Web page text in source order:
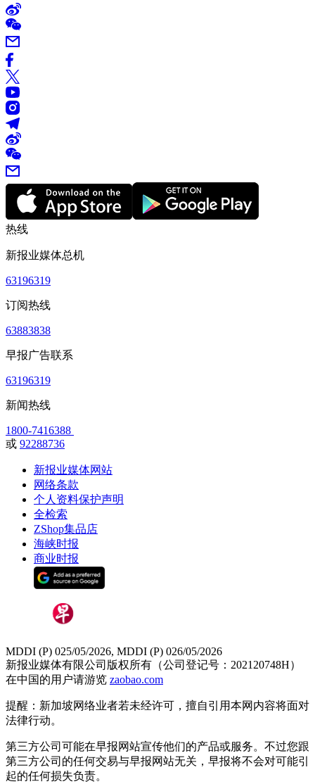
热线
新报业媒体总机
63196319
订阅热线
63883838
早报广告联系
63196319
新闻热线
1800-7416388
或 92288736
新报业媒体网站
网络条款
个人资料保护声明
全检索
ZShop集品店
海峡时报
商业时报
MDDI (P) 025/05/2026, MDDI (P) 026/05/2026
新报业媒体有限公司版权所有（公司登记号：202120748H）
在中国的用户请游览 zaobao.com
提醒：新加坡网络业者若未经许可，擅自引用本网内容将面对
法律行动。
第三方公司可能在早报网站宣传他们的产品或服务。不过您跟
第三方公司的任何交易与早报网站无关，早报将不会对可能引
起的任何损失负责。